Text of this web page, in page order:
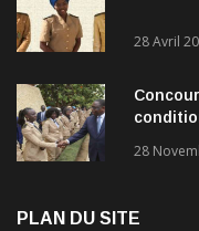
28 Avril
28
PLAN DU SITE